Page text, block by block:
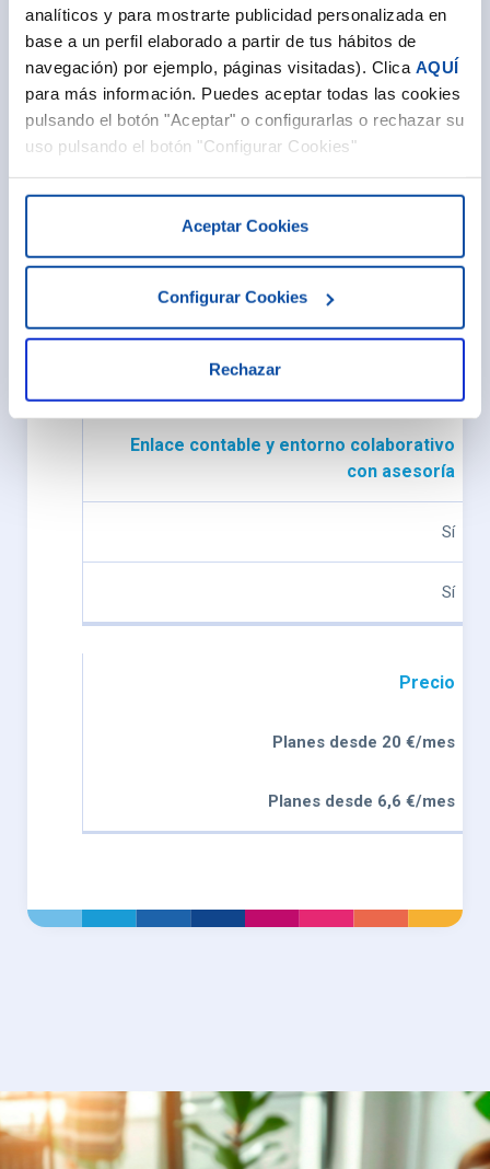
analíticos y para mostrarte publicidad personalizada en
base a un perfil elaborado a partir de tus hábitos de
navegación) por ejemplo, páginas visitadas). Clica AQUÍ
para más información. Puedes aceptar todas las cookies
pulsando el botón "Aceptar" o configurarlas o rechazar su
uso pulsando el botón "Configurar Cookies"
Aceptar Cookies
Configurar Cookies
Rechazar
APP Móvil solo consulta, FS – Próximamente
para iOS & Android
100% online, accesible desde cualquier
dispositivo, por navegador o APP móvil total
(iOS & Android)
Interfaz y facilidad de uso
Fácil de usar, completa y más técnica
Enlace contable y entorno colaborativo
con asesoría
Sí
Sí
Precio
Planes desde 20 €/mes
Planes desde 6,6 €/mes